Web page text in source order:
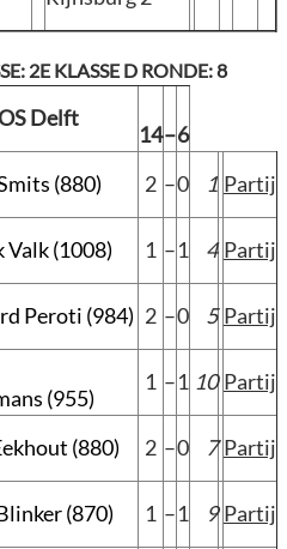
2E KLASSE D RONDE: 8
Delft
14–6
(880) 2 –0 1 Partij
Valk (1008) 1 –1 4 Partij
Peroti (984) 2 –0 5 Partij
(955)
1 –1 10 Partij
(880) 2 –0 7 Partij
(870) 1 –1 9 Partij